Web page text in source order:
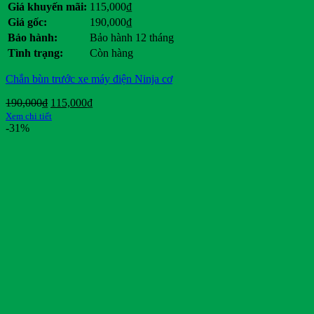
Giá khuyến mãi: 115,000₫
Giá gốc:
190,000₫
Bảo hành:
Bảo hành 12 tháng
Tình trạng:
Còn hàng
Chắn bùn trước xe máy điện Ninja cơ
190,000₫ Giá
gốc
115,000₫Giá
Xem chi tiết
-31%